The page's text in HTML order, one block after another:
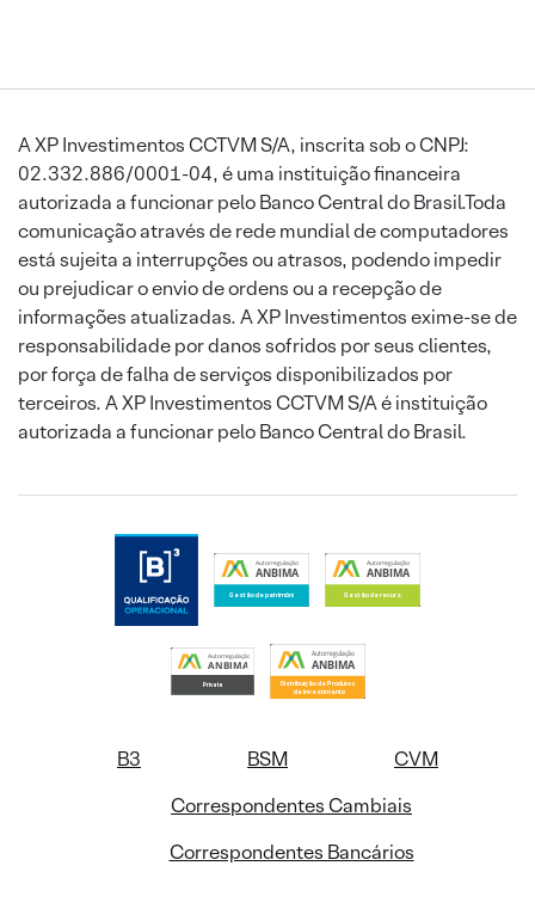
A XP Investimentos CCTVM S/A, inscrita sob o CNPJ:
02.332.886/0001-04, é uma instituição financeira
autorizada a funcionar pelo Banco Central do Brasil.Toda
comunicação através de rede mundial de computadores
está sujeita a interrupções ou atrasos, podendo impedir
ou prejudicar o envio de ordens ou a recepção de
informações atualizadas. A XP Investimentos exime-se de
responsabilidade por danos sofridos por seus clientes,
por força de falha de serviços disponibilizados por
terceiros. A XP Investimentos CCTVM S/A é instituição
autorizada a funcionar pelo Banco Central do Brasil.
B3 BSM
CVM
Correspondentes Cambiais
Correspondentes Bancários